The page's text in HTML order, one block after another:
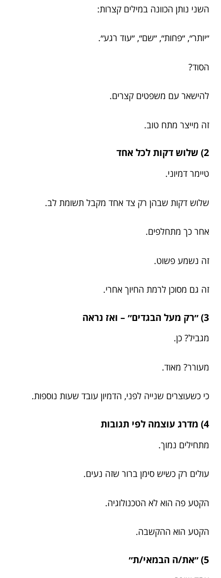
השני נותן הכוונה במילים קצרות:
״יותר״, ״פחות״, ״שם״, ״עוד רגע״.
הסוד?
להישאר עם משפטים קצרים.
זה מייצר מתח טוב.
2) שלוש דקות לכל אחד
טיימר דמיוני.
שלוש דקות שבהן רק צד אחד מקבל תשומת לב.
אחר כך מתחלפים.
זה נשמע פשוט.
זה גם מסוכן לרמת החיוך אחרי.
3) ״רק מעל הבגדים״ – ואז נראה
מגביל? כן.
מעורר? מאוד.
כי כשעוצרים שנייה לפני, הדמיון עובד שעות נוספות.
4) מדרג עוצמה לפי תגובות
מתחילים נמוך.
עולים רק כשיש סימן ברור שזה נעים.
הקטע פה הוא לא הטכנולוגיה.
הקטע הוא ההקשבה.
5) ״את/ה הבמאי/ת״